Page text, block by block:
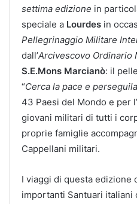
settima edizione in
speciale a Lourdes in
Pellegrinaggio Militare
dall’Arcivescovo Ordinario
S.E.Mons Marcianò: il
“Cerca la pace e perseguila
43 Paesi del Mondo e per
giovani militari di tutti i
proprie famiglie
Cappellani militari.
I viaggi di questa edizione
importanti Santuari italiani